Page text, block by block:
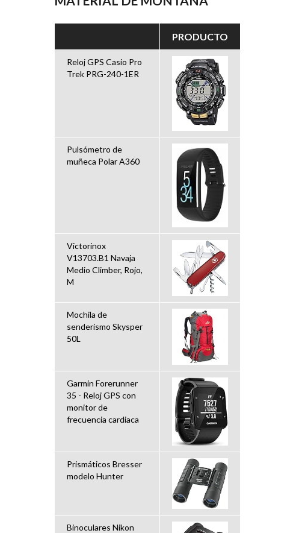
PRODUCTO
Reloj GPS Casio Pro
Trek PRG-240-1ER
Pulsómetro de
muñeca Polar A360
Victorinox
V13703.B1 Navaja
Medio Climber, Rojo,
M
Mochila de
senderismo Skysper
50L
Garmin Forerunner
35 - Reloj GPS con
monitor de
frecuencia cardiaca
Prismáticos Bresser
modelo Hunter
Binoculares Nikon